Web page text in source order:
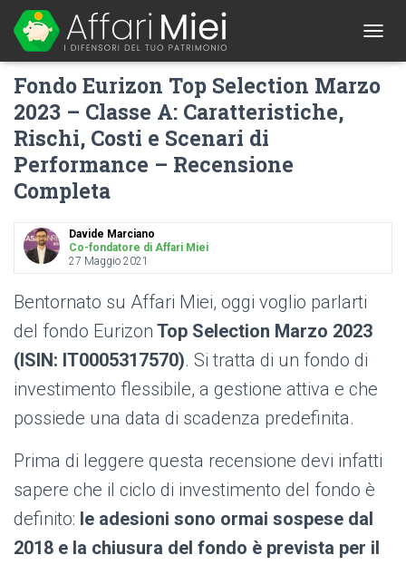
O
G
G
Fondo Eurizon Top Selection Marzo
2023 – Classe A: Caratteristiche,
Rischi, Costi e Scenari di
Performance – Recensione
Completa
Davide Marciano
Co-fondatore di Affari Miei
27 Maggio 2021
Bentornato su Affari Miei, oggi voglio parlarti
del fondo Eurizon Top Selection Marzo 2023
(ISIN: IT0005317570). Si tratta di un fondo di
investimento flessibile, a gestione attiva e che
possiede una data di scadenza predefinita.
Prima di leggere questa recensione devi infatti
sapere che il ciclo di investimento del fondo è
definito: le adesioni sono ormai sospese dal
2018 e la chiusura del fondo è prevista per il